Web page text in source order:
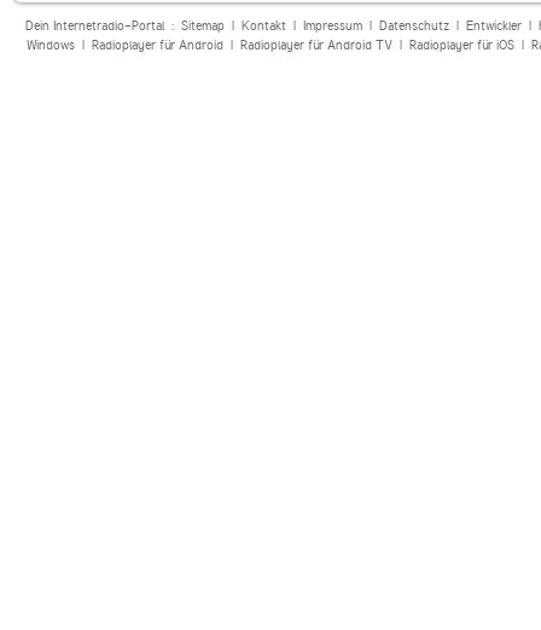
Dein Internetradio-Portal : Sitemap| Kontakt| Impressum| Datenschutz| Entwickler|
Windows| Radioplayer für Android| Radioplayer für Android TV| Radioplayer für iOS|